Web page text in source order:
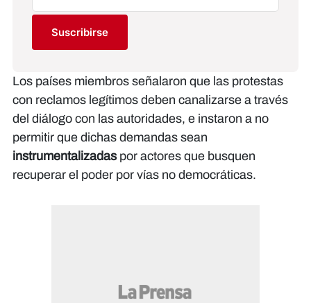
Suscribirse
Los países miembros señalaron que las protestas
con reclamos legítimos deben canalizarse a través
del diálogo con las autoridades, e instaron a no
permitir que dichas demandas sean
instrumentalizadas por actores que busquen
recuperar el poder por vías no democráticas.